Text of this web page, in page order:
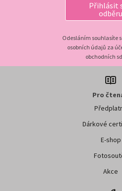
Přihlásit
odběru
Odesláním souhlasíte
osobních údajů za
obchodních
Pro
Dárkové
E-shop
Akce